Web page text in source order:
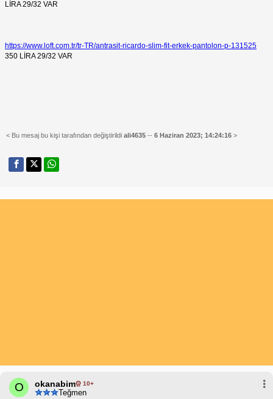
LİRA 29/32 VAR
https://www.loft.com.tr/tr-TR/antrasit-ricardo-slim-fit-erkek-pantolon-p-131525
350 LİRA 29/32 VAR
< Bu mesaj bu kişi tarafından değiştirildi ali4635 -- 6 Haziran 2023; 14:24:16 >
O okanabim 10+
Teğmen